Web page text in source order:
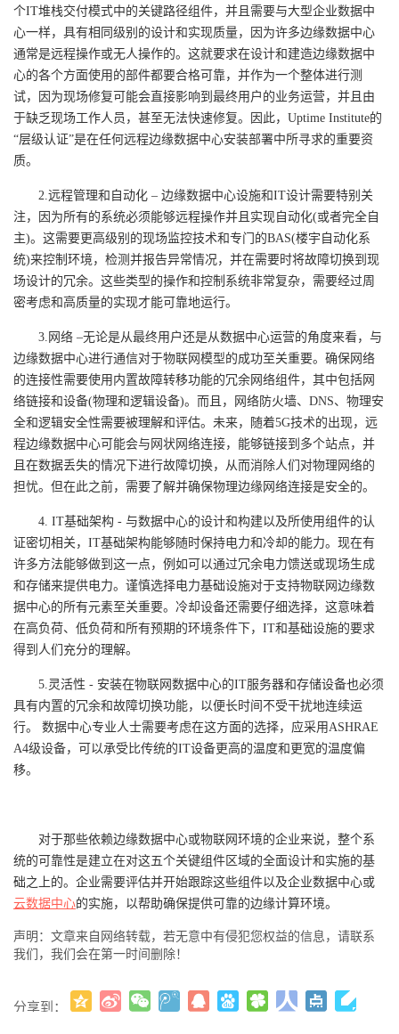
个IT堆栈交付模式中的关键路径组件，并且需要与大型企业数据中
心一样，具有相同级别的设计和实现质量，因为许多边缘数据中心
通常是远程操作或无人操作的。这就要求在设计和建造边缘数据中
心的各个方面使用的部件都要合格可靠，并作为一个整体进行测
试，因为现场修复可能会直接影响到最终用户的业务运营，并且由
于缺乏现场工作人员，甚至无法快速修复。因此，Uptime Institute的
“层级认证”是在任何远程边缘数据中心安装部署中所寻求的重要资
质。
2.远程管理和自动化 – 边缘数据中心设施和IT设计需要特别关
注，因为所有的系统必须能够远程操作并且实现自动化(或者完全自
主)。这需要更高级别的现场监控技术和专门的BAS(楼宇自动化系
统)来控制环境，检测并报告异常情况，并在需要时将故障切换到现
场设计的冗余。这些类型的操作和控制系统非常复杂，需要经过周
密考虑和高质量的实现才能可靠地运行。
3.网络 –无论是从最终用户还是从数据中心运营的角度来看，与
边缘数据中心进行通信对于物联网模型的成功至关重要。确保网络
的连接性需要使用内置故障转移功能的冗余网络组件，其中包括网
络链接和设备(物理和逻辑设备)。而且，网络防火墙、DNS、物理安
全和逻辑安全性需要被理解和评估。未来，随着5G技术的出现，远
程边缘数据中心可能会与网状网络连接，能够链接到多个站点，并
且在数据丢失的情况下进行故障切换，从而消除人们对物理网络的
担忧。但在此之前，需要了解并确保物理边缘网络连接是安全的。
4. IT基础架构 - 与数据中心的设计和构建以及所使用组件的认
证密切相关，IT基础架构能够随时保持电力和冷却的能力。现在有
许多方法能够做到这一点，例如可以通过冗余电力馈送或现场生成
和存储来提供电力。谨慎选择电力基础设施对于支持物联网边缘数
据中心的所有元素至关重要。冷却设备还需要仔细选择，这意味着
在高负荷、低负荷和所有预期的环境条件下，IT和基础设施的要求
得到人们充分的理解。
5.灵活性 - 安装在物联网数据中心的IT服务器和存储设备也必须
具有内置的冗余和故障切换功能，以便长时间不受干扰地连续运
行。 数据中心专业人士需要考虑在这方面的选择，应采用ASHRAE
A4级设备，可以承受比传统的IT设备更高的温度和更宽的温度偏
移。
对于那些依赖边缘数据中心或物联网环境的企业来说，整个系
统的可靠性是建立在对这五个关键组件区域的全面设计和实施的基
础之上的。企业需要评估并开始跟踪这些组件以及企业数据中心或
云数据中心的实施，以帮助确保提供可靠的边缘计算环境。
声明：文章来自网络转载，若无意中有侵犯您权益的信息，请联系
我们，我们会在第一时间删除！
分享到：